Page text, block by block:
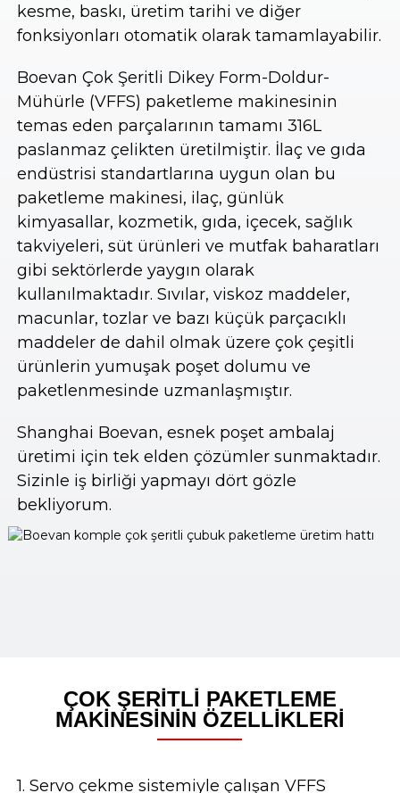
kesme, baskı, üretim tarihi ve diğer
fonksiyonları otomatik olarak tamamlayabilir.
Boevan Çok Şeritli Dikey Form-Doldur-
Mühürle (VFFS) paketleme makinesinin
temas eden parçalarının tamamı 316L
paslanmaz çelikten üretilmiştir. İlaç ve gıda
endüstrisi standartlarına uygun olan bu
paketleme makinesi, ilaç, günlük
kimyasallar, kozmetik, gıda, içecek, sağlık
takviyeleri, süt ürünleri ve mutfak baharatları
gibi sektörlerde yaygın olarak
kullanılmaktadır. Sıvılar, viskoz maddeler,
macunlar, tozlar ve bazı küçük parçacıklı
maddeler de dahil olmak üzere çok çeşitli
ürünlerin yumuşak poşet dolumu ve
paketlenmesinde uzmanlaşmıştır.
Shanghai Boevan, esnek poşet ambalaj
üretimi için tek elden çözümler sunmaktadır.
Sizinle iş birliği yapmayı dört gözle
bekliyorum.
ÇOK ŞERITLI PAKETLEME
MAKINESININ ÖZELLIKLERI
1. Servo çekme sistemiyle çalışan VFFS